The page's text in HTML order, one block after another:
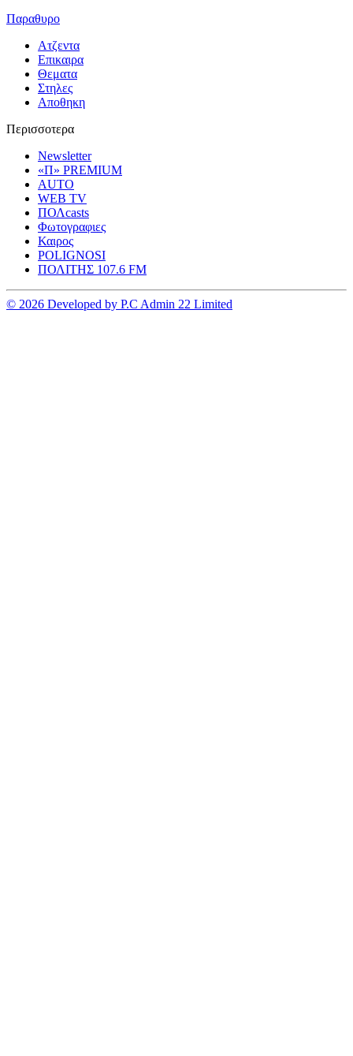
Παραθυρο
Ατζεντα
Επικαιρα
Θεματα
Στηλες
Αποθηκη
Περισσοτερα
Newsletter
«Π» PREMIUM
AUTO
WEB TV
ΠΟΛcasts
Φωτογραφιες
Καιρος
POLIGNOSI
ΠΟΛΙΤΗΣ 107.6 FM
© 2026 Developed by P.C Admin 22 Limited